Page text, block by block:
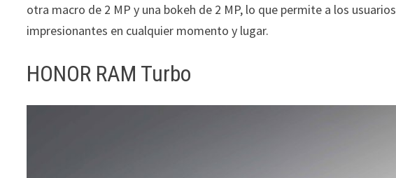
otra macro de 2 MP y una bokeh de 2 MP, lo que permite a los
impresionantes en cualquier momento y lugar.
HONOR RAM Turbo